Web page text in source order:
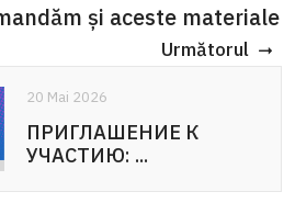
și aceste materiale
Următorul
20 Mai 2026
ПРИГЛАШЕНИЕ К
УЧАСТИЮ: ...
20 Mai 2026
APEL DE PARTICIPARE:
Voluntariat pentru ...